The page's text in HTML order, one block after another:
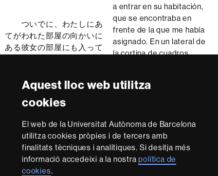
Aquest lloc web utilitza
cookies
El web de la Universitat Autònoma de Barcelona
utilitza cookies pròpies i de tercers amb
finalitats tècniques i analítiques. Si desitja més
informació accedeixi a la nostrapolítica de
cookies.
ついでに、わたしにあ
てがわれた部屋の向かいに
ある彼女の部屋にも入って
羽鶴がくくってある。近づ
いてみると、ちらしの裏か
何かでつくったものらしか
らすと、埃が舞った。隣に
小さな仏壇があったけど、
そこはあまり見ないように
した。
a entrar en su habitación,
que se encontraba en
frente de la que me había
asignado. En un lateral de
la cortina de cuadros
senbazuru
posterior de folletos de
propaganda. Lo agité con
brusquedad con la palma
de la mano y el polvo se